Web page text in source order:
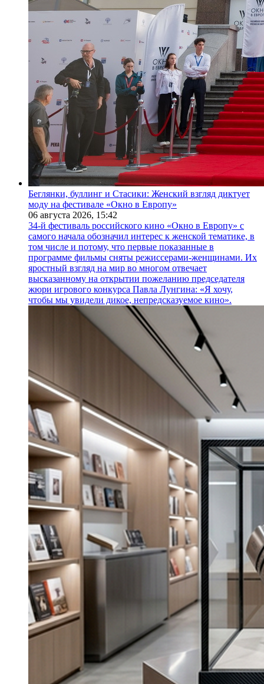
Беглянки, буллинг и Стасики: Женский взгляд диктует
моду на фестивале «Окно в Европу»
06 августа 2026, 15:42
34-й фестиваль российского кино «Окно в Европу» с
самого начала обозначил интерес к женской тематике, в
том числе и потому, что первые показанные в
программе фильмы сняты режиссерами-женщинами. Их
яростный взгляд на мир во многом отвечает
высказанному на открытии пожеланию председателя
жюри игрового конкурса Павла Лунгина: «Я хочу,
чтобы мы увидели дикое, непредсказуемое кино».